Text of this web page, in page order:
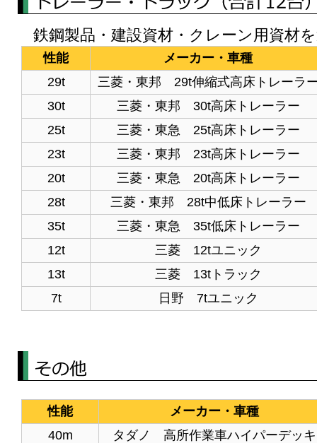
鉄鋼製品・建設資材・クレーン用資材
性能
メーカー・車種
29t
三菱・東邦 29t伸縮式高床トレーラ
30t
三菱・東邦 30t高床トレーラー
25t
三菱・東急 25t高床トレーラー
23t
三菱・東邦 23t高床トレーラー
20t
三菱・東急 20t高床トレーラー
28t
三菱・東邦 28t中低床トレーラー
35t
三菱・東急 35t低床トレーラー
12t
三菱 12tユニック
13t
三菱 13tトラック
7t
日野 7tユニック
性能
メーカー・車種
40m
タダノ 高所作業車ハイパーデッキ